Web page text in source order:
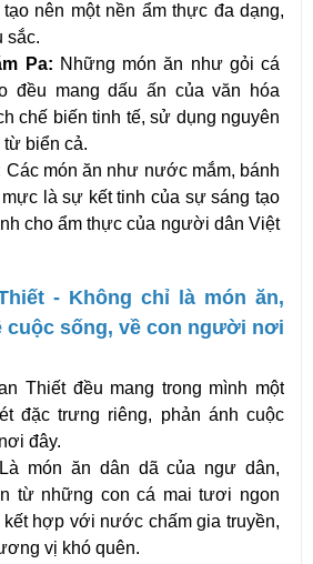
nên một nền ẩm thực đa dạng,
sắc.
Pa: Những món ăn như gỏi cá
đều mang dấu ấn của văn hóa
chế biến tinh tế, sử dụng nguyên
từ biển cả.
Các món ăn như nước mắm, bánh
là sự kết tinh của sự sáng tạo
cho ẩm thực của người dân Việt
- Không chỉ là món ăn,
cuộc sống, về con người nơi
Thiết đều mang trong mình một
đặc trưng riêng, phản ánh cuộc
đây.
Là món ăn dân dã của ngư dân,
từ những con cá mai tươi ngon
hợp với nước chấm gia truyền,
vị khó quên.